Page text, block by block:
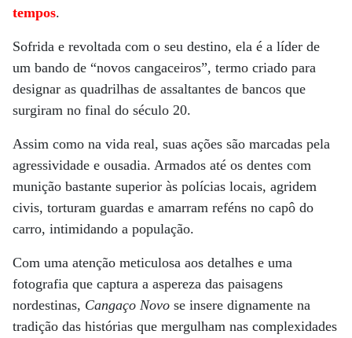
tempos.
Sofrida e revoltada com o seu destino, ela é a líder de
um bando de “novos cangaceiros”, termo criado para
designar as quadrilhas de assaltantes de bancos que
surgiram no final do século 20.
Assim como na vida real, suas ações são marcadas pela
agressividade e ousadia. Armados até os dentes com
munição bastante superior às polícias locais, agridem
civis, torturam guardas e amarram reféns no capô do
carro, intimidando a população.
Com uma atenção meticulosa aos detalhes e uma
fotografia que captura a aspereza das paisagens
nordestinas, Cangaço Novo se insere dignamente na
tradição das histórias que mergulham nas complexidades